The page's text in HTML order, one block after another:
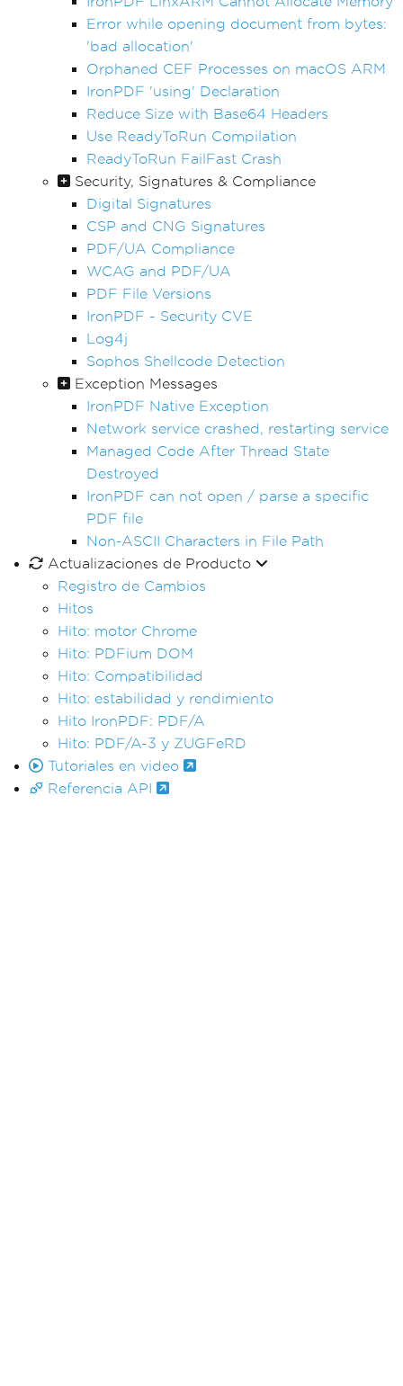
Error while opening document from bytes:
'bad allocation'
Orphaned CEF Processes on macOS ARM
IronPDF 'using' Declaration
Reduce Size with Base64 Headers
Use ReadyToRun Compilation
ReadyToRun FailFast Crash
Security, Signatures & Compliance
Digital Signatures
CSP and CNG Signatures
PDF/UA Compliance
WCAG and PDF/UA
PDF File Versions
IronPDF - Security CVE
Log4j
Sophos Shellcode Detection
Exception Messages
IronPDF Native Exception
Network service crashed, restarting service
Managed Code After Thread State
Destroyed
IronPDF can not open / parse a specific
PDF file
Non-ASCII Characters in File Path
Actualizaciones de Producto
Registro de Cambios
Hitos
Hito: motor Chrome
Hito: PDFium DOM
Hito: Compatibilidad
Hito: estabilidad y rendimiento
Hito IronPDF: PDF/A
Hito: PDF/A-3 y ZUGFeRD
Tutoriales en video
Referencia API